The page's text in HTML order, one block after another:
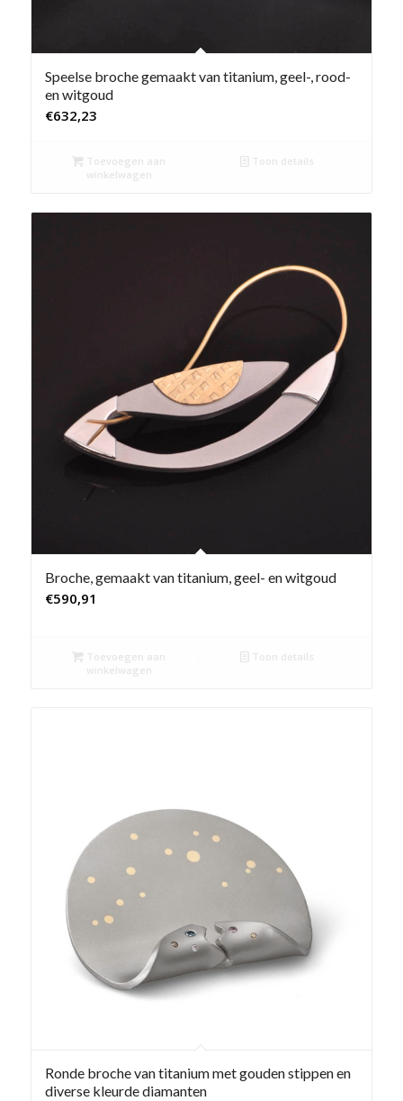
Speelse broche gemaakt van titanium, geel-, rood-
en witgoud
€632,23
Toevoegen aan
winkelwagen
Toon details
Broche, gemaakt van titanium, geel- en witgoud
€590,91
Toevoegen aan
winkelwagen
Toon details
Ronde broche van titanium met gouden stippen en
diverse kleurde diamanten